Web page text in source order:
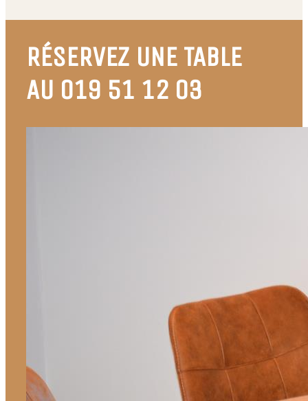
RÉSERVEZ UNE TABLE
AU 019 51 12 03